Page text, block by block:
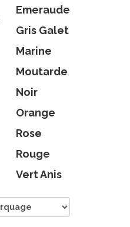
Emeraude
Gris Galet
Marine
Moutarde
Noir
Orange
Rose
Rouge
Vert Anis